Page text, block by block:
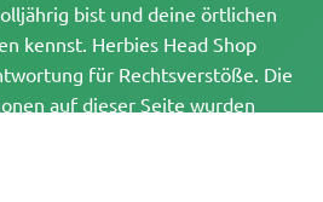
bist und deine örtlichen
kennst. Herbies Head Shop
für Rechtsverstöße. Die
auf dieser Seite wurden